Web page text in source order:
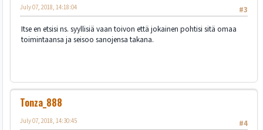
#3
July 07, 2018, 14:18:04
Itse en etsisi ns. syyllisiä vaan toivon että jokainen pohtisi sitä omaa
toimintaansa ja seisoo sanojensa takana.
Tonza_888
#4
July 07, 2018, 14:30:45